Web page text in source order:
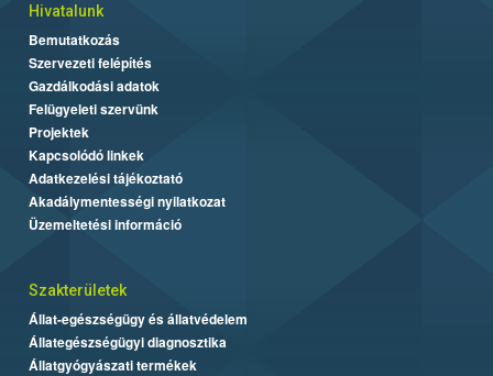
Hivatalunk
Bemutatkozás
Szervezeti felépítés
Gazdálkodási adatok
Felügyeleti szervünk
Projektek
Kapcsolódó linkek
Adatkezelési tájékoztató
Akadálymentességi nyilatkozat
Üzemeltetési információ
Szakterületek
Állat-egészségügy és állatvédelem
Állategészségügyi diagnosztika
Állatgyógyászati termékek